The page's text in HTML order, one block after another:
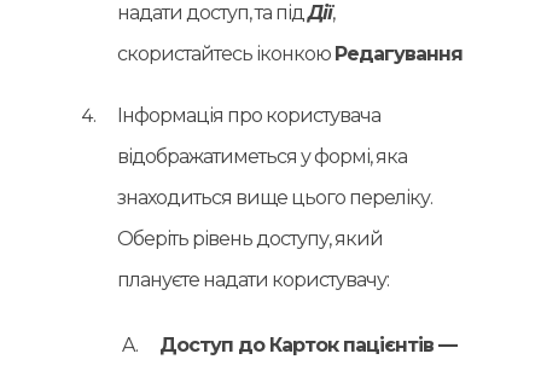
надати доступ, та підДії,
скористайтесь іконкою Редагування
Інформація про користувача
відображатиметься у формі, яка
знаходиться вище цього переліку.
Оберіть рівень доступу, який
плануєте надати користувачу:
Доступ до Карток пацієнтів —